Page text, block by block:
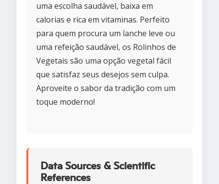
uma escolha saudável, baixa em
calorias e rica em vitaminas. Perfeito
para quem procura um lanche leve ou
uma refeição saudável, os Rolinhos de
Vegetais são uma opção vegetal fácil
que satisfaz seus desejos sem culpa.
Aproveite o sabor da tradição com um
toque moderno!
Data Sources & Scientific
References